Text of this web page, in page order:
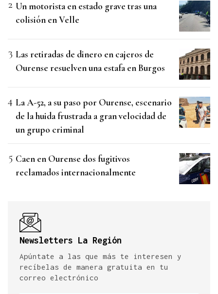
Un motorista en estado grave tras una
colisión en Velle
Las retiradas de dinero en cajeros de
Ourense resuelven una estafa en Burgos
La A-52, a su paso por Ourense, escenario
de la huida frustrada a gran velocidad de
un grupo criminal
Caen en Ourense dos fugitivos
reclamados internacionalmente
Newsletters La Región
Apúntate a las que más te interesen y
recíbelas de manera gratuita en tu
correo electrónico